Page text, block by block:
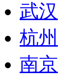
武汉
杭州
南京